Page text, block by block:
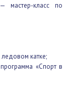
класс по
ледовом катке;
«Спорт